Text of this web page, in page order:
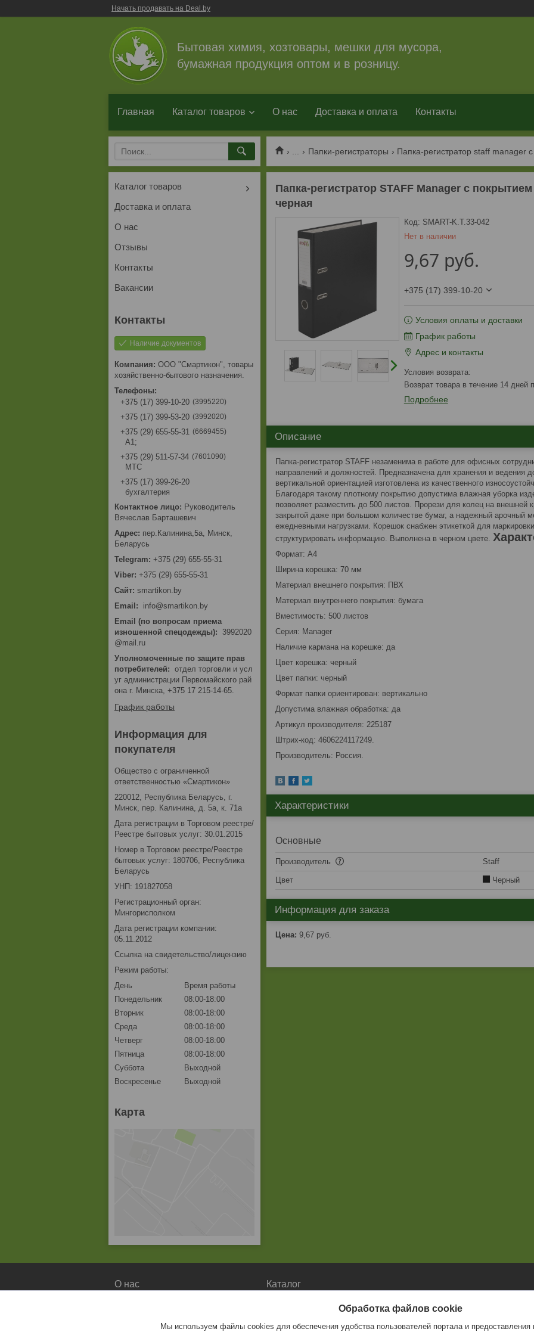
Начать продавать на Deal.by
Бытовая химия, хозтовары, мешки для мусора,
бумажная продукция оптом и в розницу.
Главная Каталог товаров О нас Доставка и оплата Контакты
Папки-регистраторы
Папка-регистратор STAFF Manager с
черная
Нет в наличии
Код: SMART-K.T.33-042
9,67 руб.
+375 (17) 399-10-20
Условия оплаты и доставки
График работы
Адрес и контакты
возврат товара в течение 14 дней
Подробнее
Описание
Папка-регистратор STAFF незаменима в работе для офисных
направлений и должностей. Предназначена для хранения и ведения
вертикальной ориентацией изготовлена из качественного
Благодаря такому плотному покрытию допустима влажная уборка
позволяет разместить до 500 листов. Прорези для колец на внешней
закрытой даже при большом количестве бумаг, а надежный арочный
ежедневными нагрузками. Корешок снабжен этикеткой для
структурировать информацию. Выполнена в черном цвете.
Формат: А4
Ширина корешка: 70 мм
Материал внешнего покрытия: ПВХ
Материал внутреннего покрытия: бумага
Вместимость: 500 листов
Серия: Manager
Наличие кармана на корешке: да
Цвет корешка: черный
Цвет папки: черный
Формат папки ориентирован: вертикально
Допустима влажная обработка: да
Артикул производителя: 225187
Штрих-код: 4606224117249.
Производитель: Россия.
Характеристики
Основные
Производитель Staff
Цвет Черный
Информация для заказа
Цена: 9,67 руб.
Каталог товаров
Доставка и оплата
О нас
Отзывы
Контакты
Вакансии
Наличие документов
ООО "Смартикон", товары
хозяйственно-бытового назначения.
+375 (17) 399-10-20 3995220
+375 (17) 399-53-20 3992020
+375 (29) 655-55-31 6669455
A1;
+375 (29) 511-57-34
7601090
МТС
+375 (17) 399-26-20
бухгалтерия
Руководитель
Вячеслав Барташевич
пер.Калинина,5а, Минск,
Беларусь
+375 (29) 655-55-31
+375 (29) 655-55-31
smartikon.by
Email
info@smartikon.by
Email (по вопросам приема
изношенной спецодежды)
3992020
@mail.ru
Уполномоченные по защите прав
потребителей
отдел торговли и усл
уг администрации Первомайского рай
она г. Минска, +375 17 215-14-65.
График работы
Информация для
покупателя
Общество с ограниченной
ответственностью «Смартикон»
220012, Республика Беларусь, г.
Минск, пер. Калинина, д. 5а, к. 71а
Дата регистрации в Торговом реестре/
Реестре бытовых услуг: 30.01.2015
Номер в Торговом реестре/Реестре
бытовых услуг: 180706, Республика
Беларусь
УНП: 191827058
Регистрационный орган:
Мингорисполком
Дата регистрации компании:
05.11.2012
Ссылка на свидетельство/лицензию
Режим работы:
День
Время работы
Понедельник
08:00-18:00
Вторник
08:00-18:00
Среда
08:00-18:00
Четверг
08:00-18:00
Пятница
08:00-18:00
Суббота
Выходной
Воскресенье
Выходной
Карта
О нас Каталог
Обработка файлов cookie
Мы используем файлы cookies для обеспечения удобства пользователей портала и предоставления